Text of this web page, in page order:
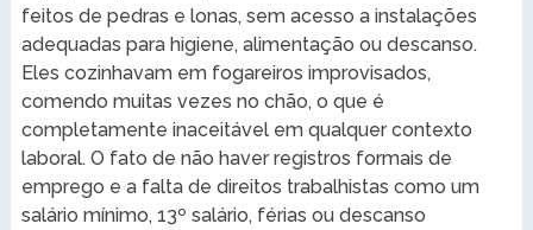
feitos de pedras e lonas, sem acesso a instalações
adequadas para higiene, alimentação ou descanso.
Eles cozinhavam em fogareiros improvisados,
comendo muitas vezes no chão, o que é
completamente inaceitável em qualquer contexto
laboral. O fato de não haver registros formais de
emprego e a falta de direitos trabalhistas como um
salário mínimo, 13º salário, férias ou descanso